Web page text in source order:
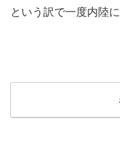
という訳で一度内陸